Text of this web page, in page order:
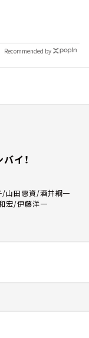
Recommended by
イ！
山田惠資/酒井綱一
宏/伊藤洋一